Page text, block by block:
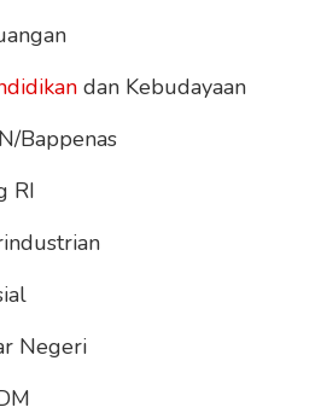
dan Kebudayaan
Bappenas
RI
Negeri